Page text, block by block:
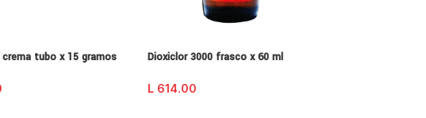
tubo x 15 gramos Dioxiclor 3000 frasco x 60 ml
L614.00